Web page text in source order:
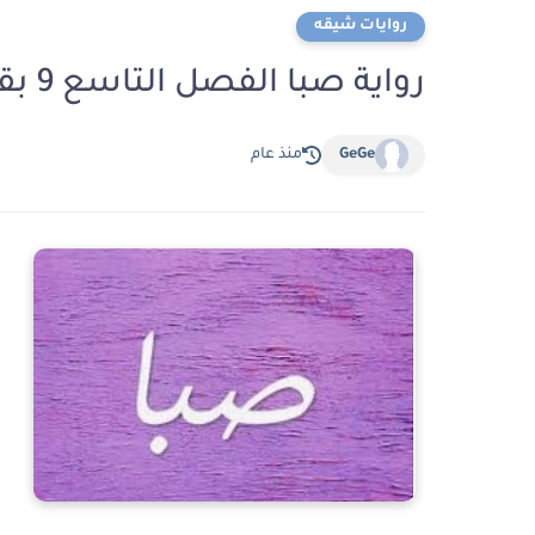
روايات شيقه
رواية صبا الفصل التاسع 9 بقلم ندي احمد
GeGe منذ عام